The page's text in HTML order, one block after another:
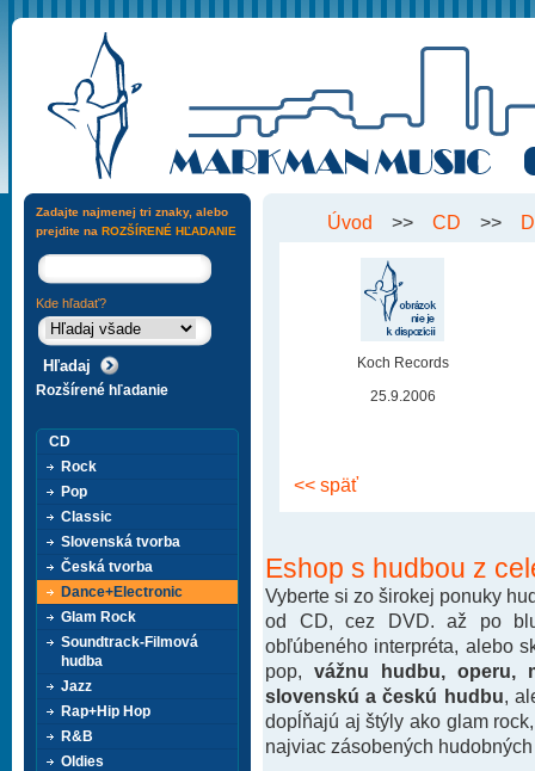
Úvod >> CD >>
Koch Records
25.9.2006
<< späť
Eshop s hudbou z
Vyberte si zo širokej ponuky
od CD, cez DVD. až po
obľúbeného interpréta, alebo
pop, vážnu hudbu, operu,
slovenskú a českú hudbu ,
dopĺňajú aj štýly ako glam
najviac zásobených
Zadajte najmenej tri znaky, alebo
prejdite na ROZŠÍRENÉ HĽADANIE
Kde hľadať?
Rozšírené hľadanie
CD
Rock
Pop
Classic
Slovenská tvorba
Česká tvorba
Dance+Electronic
Glam Rock
Soundtrack-Filmová
hudba
Jazz
Rap+Hip Hop
R&B
Oldies